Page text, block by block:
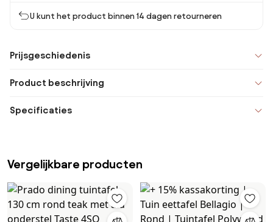
U kunt het product binnen 14 dagen retourneren
Prijsgeschiedenis
Product beschrijving
Specificaties
Vergelijkbare producten